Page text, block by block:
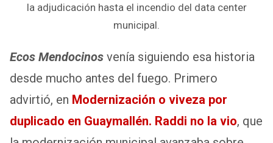
la adjudicación hasta el incendio del data center
municipal.
Ecos Mendocinos venía siguiendo esa historia
desde mucho antes del fuego. Primero
advirtió, en Modernización o viveza por
duplicado en Guaymallén. Raddi no la vio, que